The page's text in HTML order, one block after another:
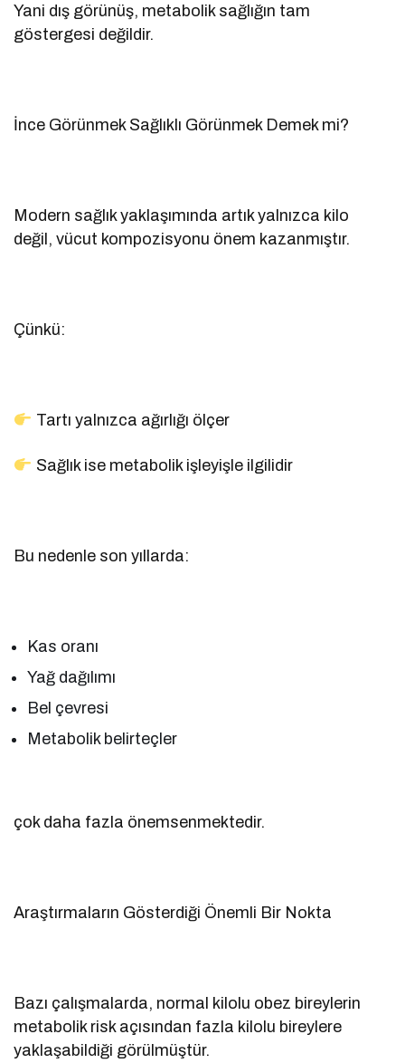
Yani dış görünüş, metabolik sağlığın tam
göstergesi değildir.
İnce Görünmek Sağlıklı Görünmek Demek mi?
Modern sağlık yaklaşımında artık yalnızca kilo
değil, vücut kompozisyonu önem kazanmıştır.
Çünkü:
Tartı yalnızca ağırlığı ölçer
Sağlık ise metabolik işleyişle ilgilidir
Bu nedenle son yıllarda:
Kas oranı
Yağ dağılımı
Bel çevresi
Metabolik belirteçler
çok daha fazla önemsenmektedir.
Araştırmaların Gösterdiği Önemli Bir Nokta
Bazı çalışmalarda, normal kilolu obez bireylerin
metabolik risk açısından fazla kilolu bireylere
yaklaşabildiği görülmüştür.